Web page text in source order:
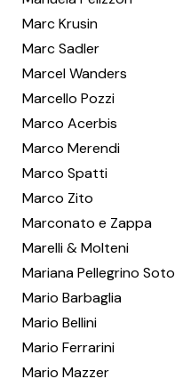
Marc Krusin
Marc Sadler
Marcel Wanders
Marcello Pozzi
Marco Acerbis
Marco Merendi
Marco Spatti
Marco Zito
Marconato e Zappa
Marelli & Molteni
Mariana Pellegrino Soto
Mario Barbaglia
Mario Bellini
Mario Ferrarini
Mario Mazzer